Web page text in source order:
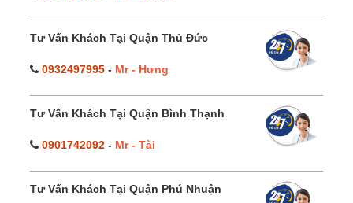
Tư Vấn Khách Tại Quận Thủ Đức
0932497995 - Mr - Hưng
Tư Vấn Khách Tại Quận Bình Thạnh
0901742092 - Mr - Tài
Tư Vấn Khách Tại Quận Phú Nhuận